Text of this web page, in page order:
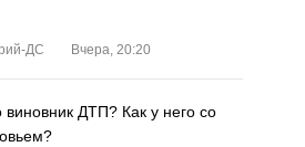
ДС Вчера, 20:20
виновник ДТП? Как у него со